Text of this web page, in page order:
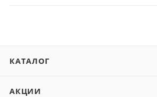
КАТАЛОГ
АКЦИИ